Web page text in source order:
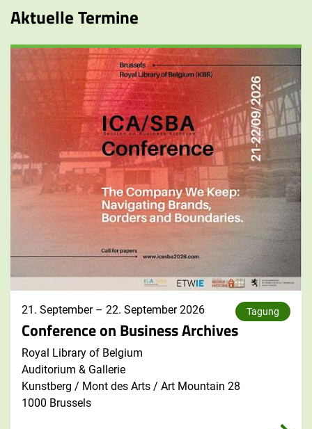
Aktuelle Termine
21. September– 22. September 2026 Tagung
Conference on Business Archives
Royal Library of Belgium
Auditorium & Gallerie
Kunstberg / Mont des Arts / Art Mountain 28
1000 Brussels